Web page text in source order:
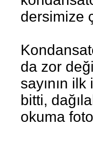
dersimize
da zor
sayının
bitti,
okuma